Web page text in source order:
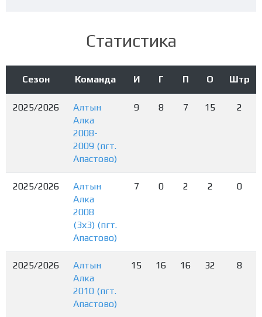
Статистика
Сезон Команда И Г П О Штр
2025/2026
Алтын
Алка
2008-
2009 (пгт.
Апастово)
9 8 7 15 2
2025/2026
Алтын
Алка
2008
(3х3) (пгт.
Апастово)
7 0 2 2 0
2025/2026
Алтын
Алка
2010 (пгт.
Апастово)
15 16 16 32 8